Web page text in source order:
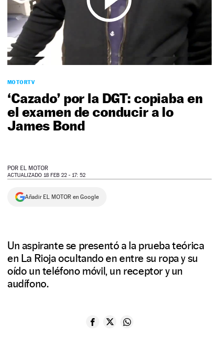
NEWSLETTER
SÍGUENOS
MOTORTV
‘Cazado’ por la DGT: copiaba en
el examen de conducir a lo
James Bond
POR EL MOTOR
ACTUALIZADO 18 FEB 22 - 17: 52
Añadir EL MOTOR en Google
Un aspirante se presentó a la prueba teórica
en La Rioja ocultando en entre su ropa y su
oído un teléfono móvil, un receptor y un
audífono.